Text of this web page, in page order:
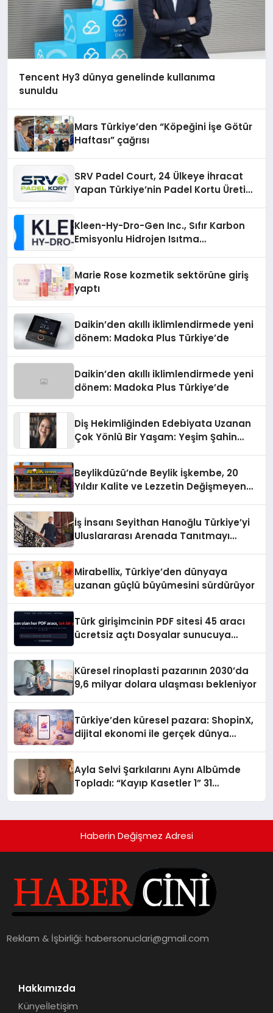
Tencent Hy3 dünya genelinde kullanıma
sunuldu
Mars Türkiye’den “Köpeğini İşe Götür
Haftası” çağrısı
SRV Padel Court, 24 Ülkeye İhracat
Yapan Türkiye’nin Padel Kortu Üretim
Kleen-Hy-Dro-Gen Inc., Sıfır Karbon
Emisyonlu Hidrojen Isıtma
Marie Rose kozmetik sektörüne giriş
yaptı
Daikin’den akıllı iklimlendirmede yeni
dönem: Madoka Plus Türkiye’de
Daikin’den akıllı iklimlendirmede yeni
dönem: Madoka Plus Türkiye’de
Diş Hekimliğinden Edebiyata Uzanan
Çok Yönlü Bir Yaşam: Yeşim Şahin
Beylikdüzü’nde Beylik İşkembe, 20
Yıldır Kalite ve Lezzetin Değişmeyen
İş İnsanı Seyithan Hanoğlu Türkiye’yi
Uluslararası Arenada Tanıtmayı
Mirabellix, Türkiye’den dünyaya
uzanan güçlü büyümesini sürdürüyor
Türk girişimcinin PDF sitesi 45 aracı
ücretsiz açtı Dosyalar sunucuya
Küresel rinoplasti pazarının 2030’da
9,6 milyar dolara ulaşması bekleniyor
Türkiye’den küresel pazara: ShopinX,
dijital ekonomi ile gerçek dünya
Ayla Selvi Şarkılarını Aynı Albümde
Topladı: “Kayıp Kasetler 1” 31
Haberin Değişmez Adresi
Reklam & İşbirliği:habersonuclari@gmail.com
Hakkımızda
Künyeİletişim